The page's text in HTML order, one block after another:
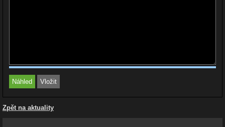
Zpět na aktuality